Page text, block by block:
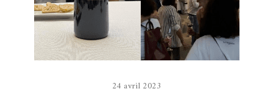
24 avril 2023